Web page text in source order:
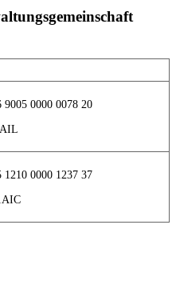
0000 0078 20
0000 1237 37